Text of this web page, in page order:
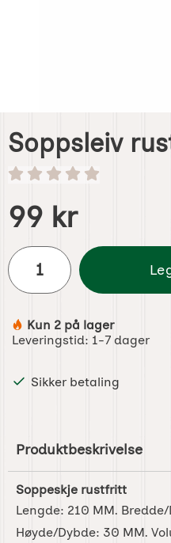
Soppsleiv
Handle dette produktet,
pris
99 kr
antall
Produkttilgjengelighet:
Kun 2 på lager
Leveringstid: 1-7 dager
Sikker betaling
Produktbeskrivelse
Soppeskje rustfritt
Lengde: 210 MM.
Høyde/Dybde: 30 MM.